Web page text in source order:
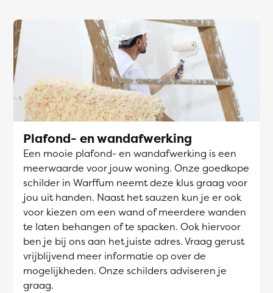
Plafond- en wandafwerking
Een mooie plafond- en wandafwerking is een
meerwaarde voor jouw woning. Onze goedkope
schilder in Warffum neemt deze klus graag voor
jou uit handen. Naast het sauzen kun je er ook
voor kiezen om een wand of meerdere wanden
te laten behangen of te spacken. Ook hiervoor
ben je bij ons aan het juiste adres. Vraag gerust
vrijblijvend meer informatie op over de
mogelijkheden. Onze schilders adviseren je
graag.